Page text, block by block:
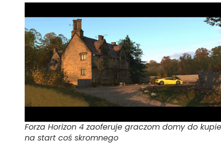
Forza Horizon 4 zaoferuje graczom domy do
na start coś skromnego